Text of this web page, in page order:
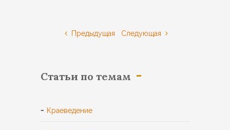
Предыдущая Следующая
Статьи по темам
Краеведение